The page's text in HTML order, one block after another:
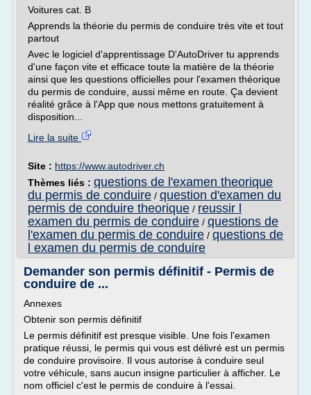
Voitures cat. B
Apprends la théorie du permis de conduire très vite et tout
partout
Avec le logiciel d'apprentissage D'AutoDriver tu apprends
d'une façon vite et efficace toute la matière de la théorie
ainsi que les questions officielles pour l'examen théorique
du permis de conduire, aussi même en route. Ça devient
réalité grâce à l'App que nous mettons gratuitement à
disposition...
Lire la suite
Site : https://www.autodriver.ch
Thèmes liés : questions de l'examen theorique
du permis de conduire / question d'examen du
permis de conduire theorique / reussir l
examen du permis de conduire / questions de
l'examen du permis de conduire / questions de
l examen du permis de conduire
Demander son permis définitif - Permis de
conduire de ...
Annexes
Obtenir son permis définitif
Le permis définitif est presque visible. Une fois l'examen
pratique réussi, le permis qui vous est délivré est un permis
de conduire provisoire. Il vous autorise à conduire seul
votre véhicule, sans aucun insigne particulier à afficher. Le
nom officiel c'est le permis de conduire à l'essai.